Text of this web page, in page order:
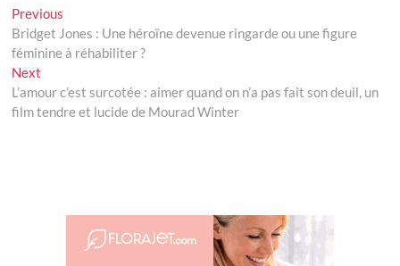
Navigation
de
l’article
Previous
post:
Bridget Jones : Une héroïne devenue ringarde ou une figure
féminine à réhabiliter ?
Next
post:
L’amour c’est surcotée : aimer quand on n’a pas fait son deuil, un
film tendre et lucide de Mourad Winter